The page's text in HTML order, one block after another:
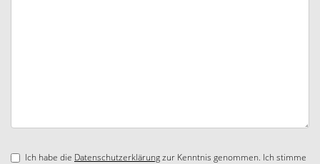
Ich habe die Datenschutzerklärungzur Kenntnis genommen. Ich stimme